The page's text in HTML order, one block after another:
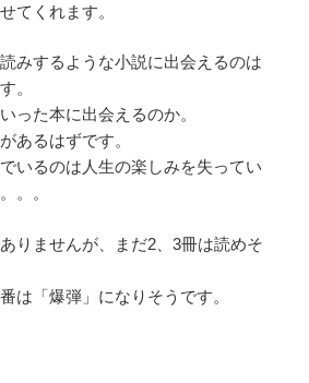
てくれます。
みするような小説に出会えるのは
。
った本に出会えるのか。
あるはずです。
いるのは人生の楽しみを失ってい
。。
りませんが、まだ2、3冊は読めそ
は「爆弾」になりそうです。